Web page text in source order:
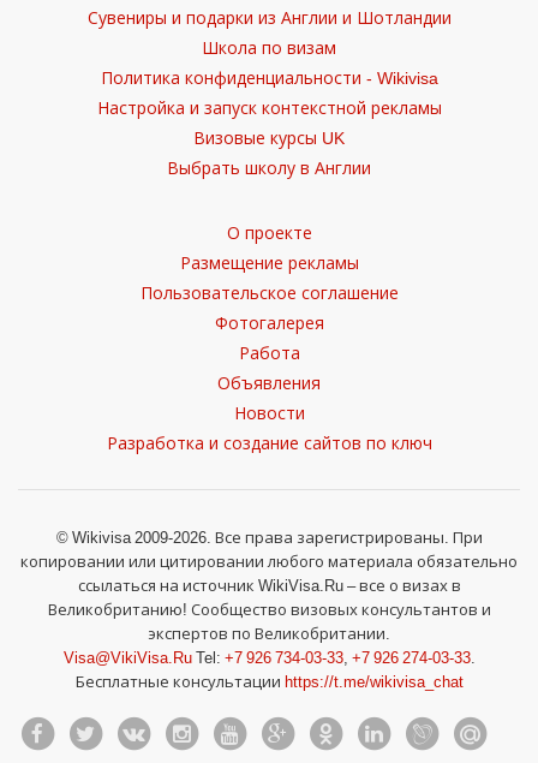
Сувениры и подарки из Англии и Шотландии
Школа по визам
Политика конфиденциальности - Wikivisa
Настройка и запуск контекстной рекламы
Визовые курсы UK
Выбрать школу в Англии
О проекте
Размещение рекламы
Пользовательское соглашение
Фотогалерея
Работа
Объявления
Новости
Разработка и создание сайтов по ключ
© Wikivisa 2009-2026. Все права зарегистрированы. При
копировании или цитировании любого материала обязательно
ссылаться на источник WikiVisa.Ru – все о визах в
Великобританию! Сообщество визовых консультантов и
экспертов по Великобритании.
Visa@VikiVisa.RuTel: +7 926 734-03-33, +7 926 274-03-33.
Бесплатные консультации https://t.me/wikivisa_chat